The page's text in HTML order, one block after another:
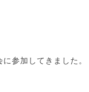
参加してきました。